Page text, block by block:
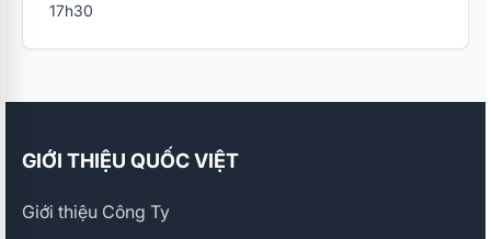
17h30
GIỚI THIỆU QUỐC VIỆT
Giới thiệu Công Ty